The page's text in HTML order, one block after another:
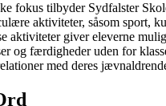
fokus tilbyder Sydfalster
aktiviteter, såsom sport,
aktiviteter giver eleverne
og færdigheder uden for
med deres